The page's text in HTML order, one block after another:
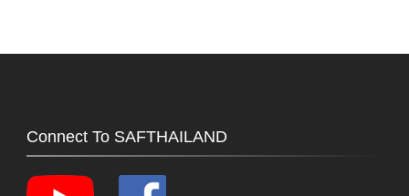
Connect To SAFTHAILAND